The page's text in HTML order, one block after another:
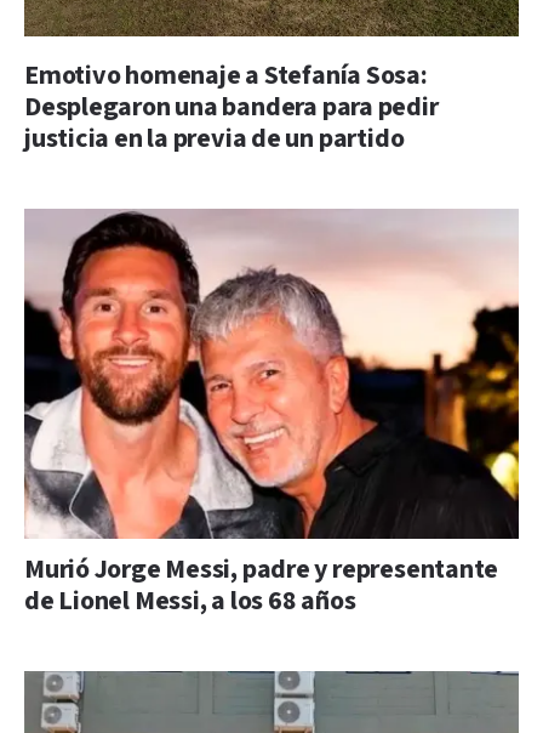
Emotivo homenaje a Stefanía Sosa:
Desplegaron una bandera para pedir
justicia en la previa de un partido
Murió Jorge Messi, padre y representante
de Lionel Messi, a los 68 años